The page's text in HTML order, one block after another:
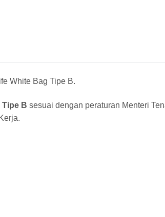
White Bag Tipe B.
Tipe B sesuai dengan peraturan Menteri